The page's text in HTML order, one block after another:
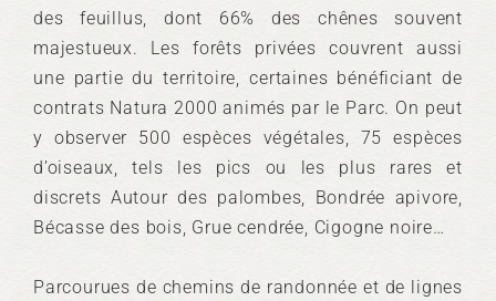
des feuillus, dont 66% des chênes souvent
majestueux. Les forêts privées couvrent aussi
une partie du territoire, certaines bénéficiant de
contrats Natura 2000 animés par le Parc. On peut
y observer 500 espèces végétales, 75 espèces
d’oiseaux, tels les pics ou les plus rares et
discrets Autour des palombes, Bondrée apivore,
Bécasse des bois, Grue cendrée, Cigogne noire…
Parcourues de chemins de randonnée et de lignes